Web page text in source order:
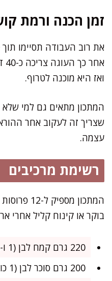
זמן הכנה ורמת
ואז היא מוכנה לטרוף.
המתכון מתאים גם למי שלא
שצריך זה לעקוב אחר
עצמה.
רשימת מרכיבים
המתכון
בוקר או קינוח קליל אחרי
220 גרם קמח לבן (1 ו-½ כוסות)
200 גרם סוכר לבן (1 כוס)